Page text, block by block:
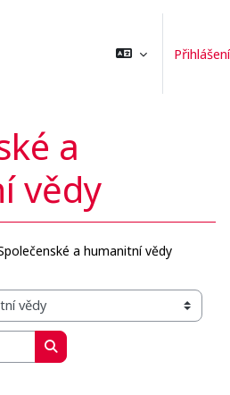
Přihlášení
a
vědy
a humanitní vědy
Vyhledat kurzy